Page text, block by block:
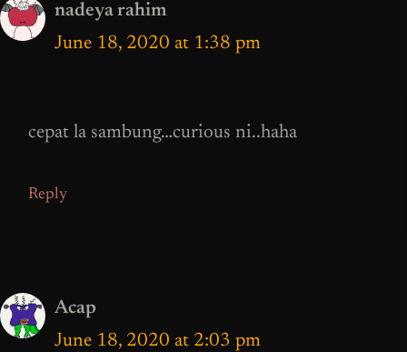
nadeya rahim
June 18, 2020 at 1:38 pm
cepat la sambung…curious ni..haha
Reply
Acap
June 18, 2020 at 2:03 pm